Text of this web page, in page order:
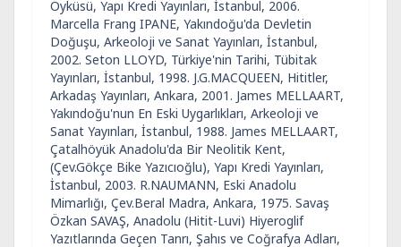
Öyküsü, Yapı Kredi Yayınları, İstanbul, 2006.
Marcella Frang IPANE, Yakındoğu'da Devletin
Doğuşu, Arkeoloji ve Sanat Yayınları, İstanbul,
2002. Seton LLOYD, Türkiye'nin Tarihi, Tübitak
Yayınları, İstanbul, 1998. J.G.MACQUEEN, Hititler,
Arkadaş Yayınları, Ankara, 2001. James MELLAART,
Yakındoğu'nun En Eski Uygarlıkları, Arkeoloji ve
Sanat Yayınları, İstanbul, 1988. James MELLAART,
Çatalhöyük Anadolu'da Bir Neolitik Kent,
(Çev.Gökçe Bike Yazıcıoğlu), Yapı Kredi Yayınları,
İstanbul, 2003. R.NAUMANN, Eski Anadolu
Mimarlığı, Çev.Beral Madra, Ankara, 1975. Savaş
Özkan SAVAŞ, Anadolu (Hitit-Luvi) Hiyeroglif
Yazıtlarında Geçen Tanrı, Şahıs ve Coğrafya Adları,